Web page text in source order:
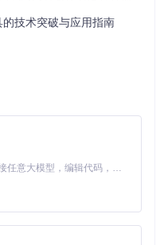
首先在浏览器中获取认证
操作如下：登录B站网页
络"面板刷新页面，在第一
的Cookie字段。
录中的config.py文件，找到
这一配置后，工具就能访
技术突破与应用指南
Claude Code 的开源替代方案。连接任意大模型，编辑代码，运行命令，自动验证 — 全自动执行。用 Rust 构建，极致性能。 ｜ An open-source alternative to Claude Code. Connect any LLM, edit code, run commands, and verify changes — autonomously. Built in Rust for speed. Get Started